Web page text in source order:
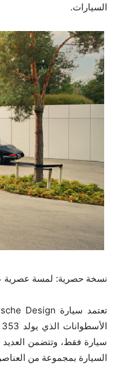
السيارات‏.
نسخة حصرية: لمسة عصرية
تعتمد سيارة ‎‎911 Edition ‎50Y Porsche
سيارة فقط، وتتضمن العديد
السيارة بمجموعة من